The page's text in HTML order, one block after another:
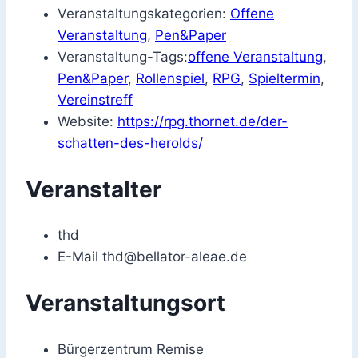
Veranstaltungskategorien: Offene
Veranstaltung, Pen&Paper
Veranstaltung-Tags:offene Veranstaltung,
Pen&Paper, Rollenspiel, RPG, Spieltermin,
Vereinstreff
Website: https://rpg.thornet.de/der-
schatten-des-herolds/
Veranstalter
thd
E-Mail thd@bellator-aleae.de
Veranstaltungsort
Bürgerzentrum Remise